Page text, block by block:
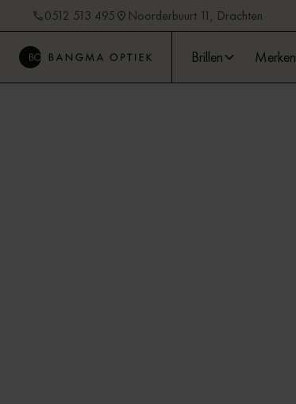
0512 513 495 Noorderbuurt 11, Drachten
Brillen Merken